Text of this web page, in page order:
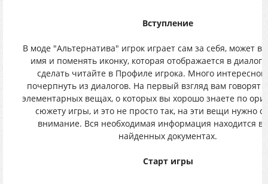
Вступление
В моде "Альтернатива" игрок играет сам за себя, может
имя и поменять иконку, которая отображается в
сделать читайте в Профиле игрока. Много
почерпнуть из диалогов. На первый взгляд вам говорят
элементарных вещах, о которых вы хорошо знаете по
сюжету игры, и это не просто так, на эти вещи нужно
внимание. Вся необходимая информация находится в
найденных документах.
Старт игры